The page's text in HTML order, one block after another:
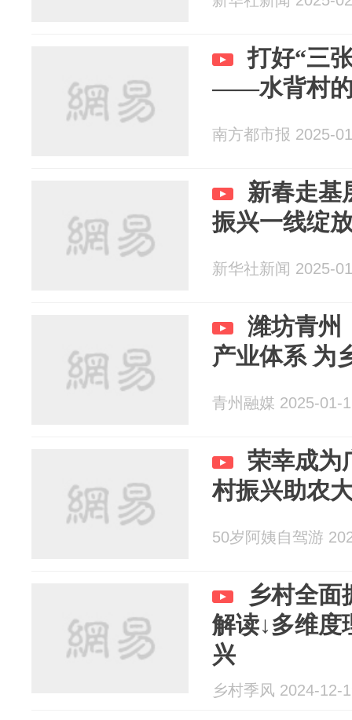
打好“三
——水背村的
南方都市报 2025-
新春走基
振兴一线绽
新华社新闻 2025-
潍坊青州
产业体系 为
青州融媒 2025-01-
荣幸成为
村振兴助农
50岁阿姨自驾游
乡村全面
解读↓多维度
兴
乡村季风 2024-12-